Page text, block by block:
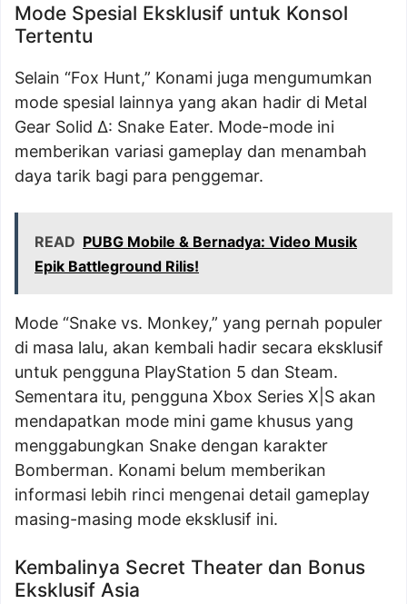
Mode Spesial Eksklusif untuk Konsol
Tertentu
Selain “Fox Hunt,” Konami juga mengumumkan
mode spesial lainnya yang akan hadir di Metal
Gear Solid Δ: Snake Eater. Mode-mode ini
memberikan variasi gameplay dan menambah
daya tarik bagi para penggemar.
READ PUBG Mobile & Bernadya: Video Musik
Epik Battleground Rilis!
Mode “Snake vs. Monkey,” yang pernah populer
di masa lalu, akan kembali hadir secara eksklusif
untuk pengguna PlayStation 5 dan Steam.
Sementara itu, pengguna Xbox Series X|S akan
mendapatkan mode mini game khusus yang
menggabungkan Snake dengan karakter
Bomberman. Konami belum memberikan
informasi lebih rinci mengenai detail gameplay
masing-masing mode eksklusif ini.
Kembalinya Secret Theater dan Bonus
Eksklusif Asia